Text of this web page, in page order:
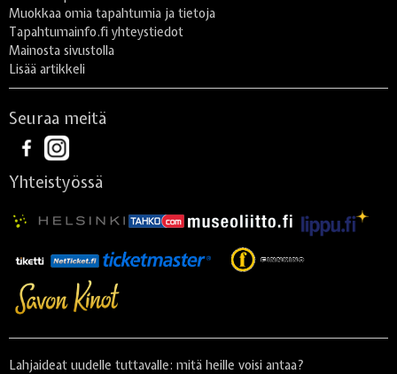
Muokkaa omia tapahtumia ja tietoja
Tapahtumainfo.fi yhteystiedot
Mainosta sivustolla
Lisää artikkeli
Seuraa meitä
Yhteistyössä
Lahjaideat uudelle tuttavalle: mitä heille voisi antaa?